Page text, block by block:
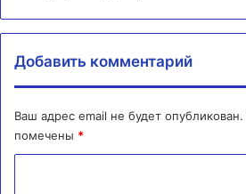
Добавить комментарий
Ваш адрес email не будет опубликован.
помечены *